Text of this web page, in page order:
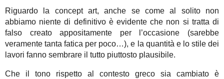
Riguardo la concept art, anche se come al solito non
abbiamo niente di definitivo è evidente che non si tratta di
falso creato appositamente per l’occasione (sarebbe
veramente tanta fatica per poco…), e la quantità e lo stile dei
lavori fanno sembrare il tutto piuttosto plausibile.
Che il tono rispetto al contesto greco sia cambiato è